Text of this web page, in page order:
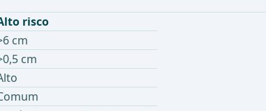
risco
cm
cm